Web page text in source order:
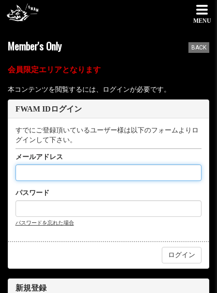
MENU
Member's Only BACK
会員限定エリアとなります
本コンテンツを閲覧するには、ログインが必要です。
FWAM IDログイン
すでにご登録頂いているユーザー様は以下のフォームよりロ
グインして下さい。
メールアドレス
パスワード
パスワードを忘れた場合
新規登録